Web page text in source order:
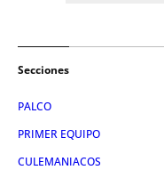
Secciones
PALCO
PRIMER EQUIPO
CULEMANIACOS